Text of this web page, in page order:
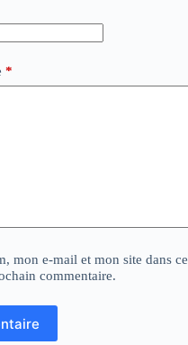
*
mon e-mail et mon site dans ce
commentaire.